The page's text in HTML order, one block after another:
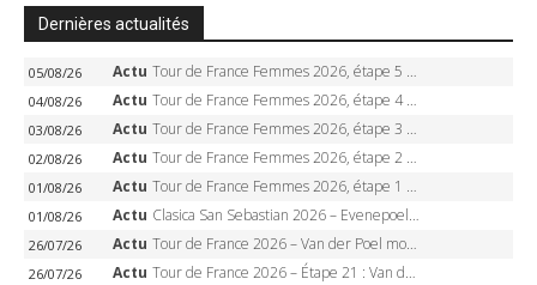
Dernières actualités
05/08/26 Actu Tour de France Femmes 2026, étape 5 – Demi Vollering gagne à Belleville, Reusser en jaune, Ferrand-Prévot coule
04/08/26 Actu Tour de France Femmes 2026, étape 4 – Marlen Reusser écrase le chrono, Ferrand-Prévot en crise
03/08/26 Actu Tour de France Femmes 2026, étape 3 – Sigrid Haugset en solitaire, 88 km d’échappée, maillot jaune
02/08/26 Actu Tour de France Femmes 2026, étape 2 – Lorena Wiebes doublé à Genève, Markus héroïque, 7e record
01/08/26 Actu Tour de France Femmes 2026, étape 1 – Lorena Wiebes intouchable à Lausanne, premier maillot jaune
01/08/26 Actu Clasica San Sebastian 2026 – Evenepoel recordman, 4e victoire, Carapaz battu au sprint
26/07/26 Actu Tour de France 2026 – Van der Poel monumental à Paris, Pogacar égale le record des cinq sacres
26/07/26 Actu Tour de France 2026 – Étape 21 : Van der Poel, Pogacar, qui succédera à Wout van Aert sur les Champs-Elysées ?